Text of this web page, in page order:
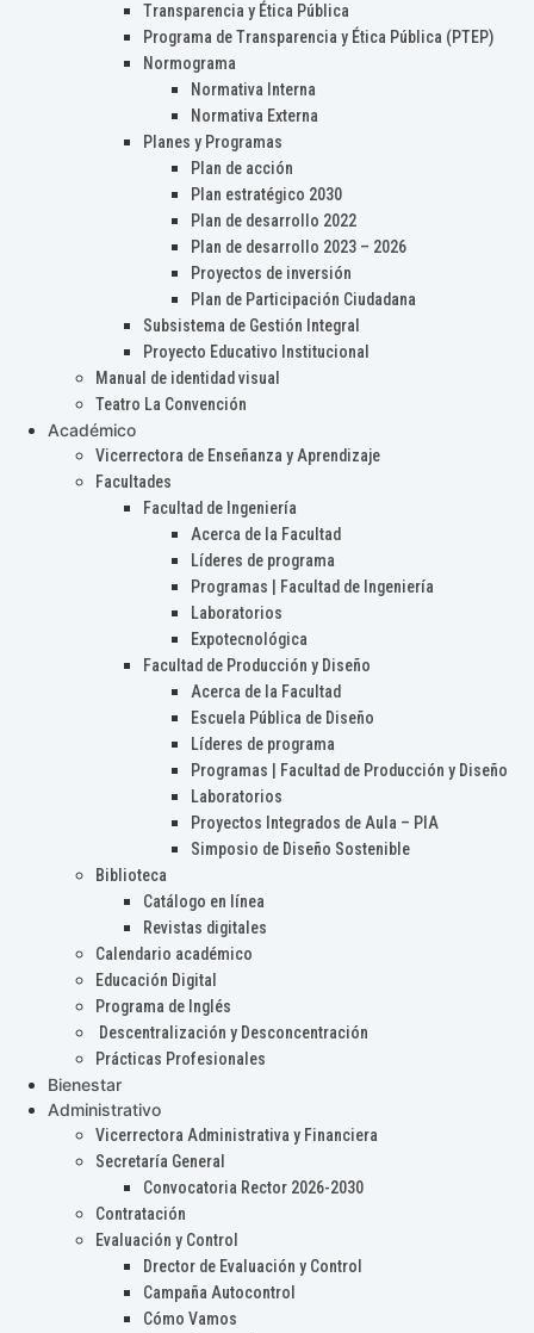
Transparencia y Ética Pública
Programa de Transparencia y Ética Pública (PTEP)
Normograma
Normativa Interna
Normativa Externa
Planes y Programas
Plan de acción
Plan estratégico 2030
Plan de desarrollo 2022
Plan de desarrollo 2023 – 2026
Proyectos de inversión
Plan de Participación Ciudadana
Subsistema de Gestión Integral
Proyecto Educativo Institucional
Manual de identidad visual
Teatro La Convención
Académico
Vicerrectora de Enseñanza y Aprendizaje
Facultades
Facultad de Ingeniería
Acerca de la Facultad
Líderes de programa
Programas | Facultad de Ingeniería
Laboratorios
Expotecnológica
Facultad de Producción y Diseño
Acerca de la Facultad
Escuela Pública de Diseño
Líderes de programa
Programas | Facultad de Producción y Diseño
Laboratorios
Proyectos Integrados de Aula – PIA
Simposio de Diseño Sostenible
Biblioteca
Catálogo en línea
Revistas digitales
Calendario académico
Educación Digital
Programa de Inglés
Descentralización y Desconcentración
Prácticas Profesionales
Bienestar
Administrativo
Vicerrectora Administrativa y Financiera
Secretaría General
Convocatoria Rector 2026-2030
Contratación
Evaluación y Control
Drector de Evaluación y Control
Campaña Autocontrol
Cómo Vamos